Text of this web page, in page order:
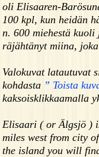
oli Elisaaren-
100 kpl, kun heidän
n. 600 miehestä kuoli
räjähtänyt miina,
Valokuvat latautuvat
kohdasta ” Toista
kaksoisklikkaamalla
Elisaari ( or Älgsjö )
miles west from city
the island you will